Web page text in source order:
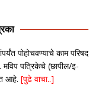
पोहोचवण्याचे काम परिषद
मविप पत्रिकेचे (छापील/इ-
आहे. [पुढे वाचा..]